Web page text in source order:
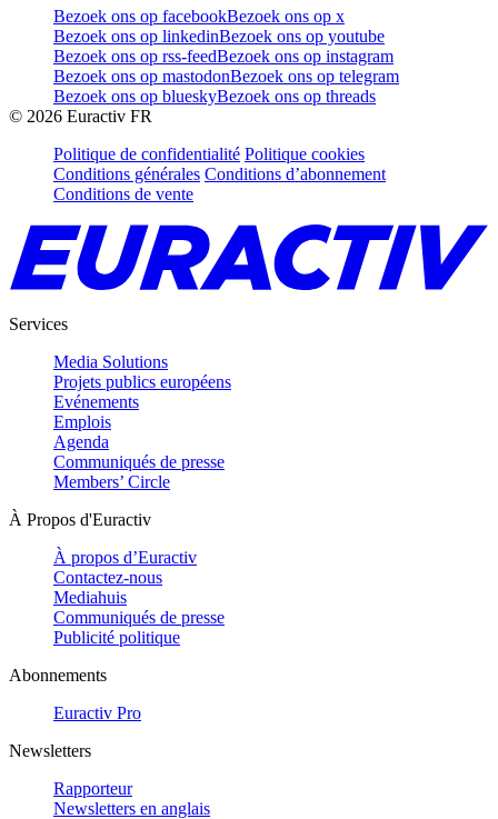
Bezoek ons op facebookBezoek ons op x
Bezoek ons op linkedinBezoek ons op youtube
Bezoek ons op rss-feedBezoek ons op instagram
Bezoek ons op mastodonBezoek ons op telegram
Bezoek ons op blueskyBezoek ons op threads
© 2026 Euractiv FR
Politique de confidentialité Politique cookies
Conditions générales Conditions d’abonnement
Conditions de vente
Services
Media Solutions
Projets publics européens
Evénements
Emplois
Agenda
Communiqués de presse
Members’ Circle
À Propos d'Euractiv
À propos d’Euractiv
Contactez-nous
Mediahuis
Communiqués de presse
Publicité politique
Abonnements
Euractiv Pro
Newsletters
Rapporteur
Newsletters en anglais